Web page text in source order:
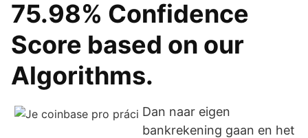
75.98% Confidence
Score based on our
Algorithms.
Dan naar eigen
bankrekening gaan en het